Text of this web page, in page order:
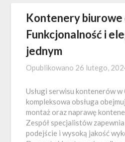
Kontenery biurowe
Funkcjonalność i
jednym
Opublikowano 26 lutego,
Usługi serwisu kontenerów
kompleksowa obsługa
montaż oraz naprawę
Zespół specjalistów
podejście i wysoką jakość